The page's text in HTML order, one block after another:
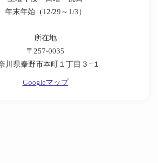
年末年始（12/29～1/3）
所在地
〒257-0035
川県秦野市本町１丁目３−１
Googleマップ